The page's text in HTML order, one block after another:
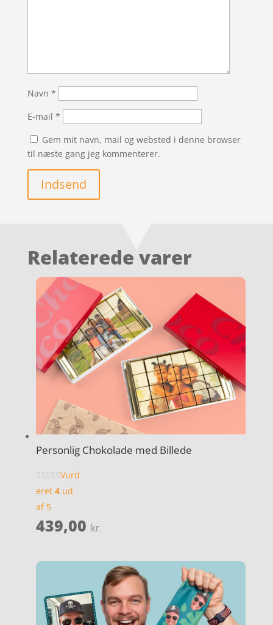
Navn *
E-mail *
Gem mit navn, mail og websted i denne browser
til næste gang jeg kommenterer.
Indsend
Relaterede varer
Personlig Chokolade med Billede
Vurd
eret 4ud
af 5
439,00 kr.